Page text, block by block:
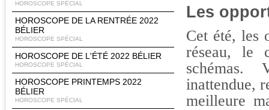
HOROSCOPE SPÉCIAL
HOROSCOPE DE LA RENTRÉE 2022
BÉLIER
HOROSCOPE SPÉCIAL
HOROSCOPE DE L'ÉTÉ 2022 BÉLIER
HOROSCOPE SPÉCIAL
HOROSCOPE PRINTEMPS 2022
BÉLIER
HOROSCOPE SPÉCIAL
Les
Cet été, les
réseau, le
schémas.
inattendue,
meilleure